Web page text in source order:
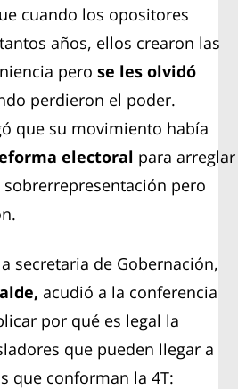
cuando los opositores
años, ellos crearon las
perose les olvidó
perdieron el poder.
que su movimiento había
electoral para arreglar
pero
secretaria de Gobernación,
acudió a la conferencia
por qué es legal la
que pueden llegar a
que conforman la 4T: